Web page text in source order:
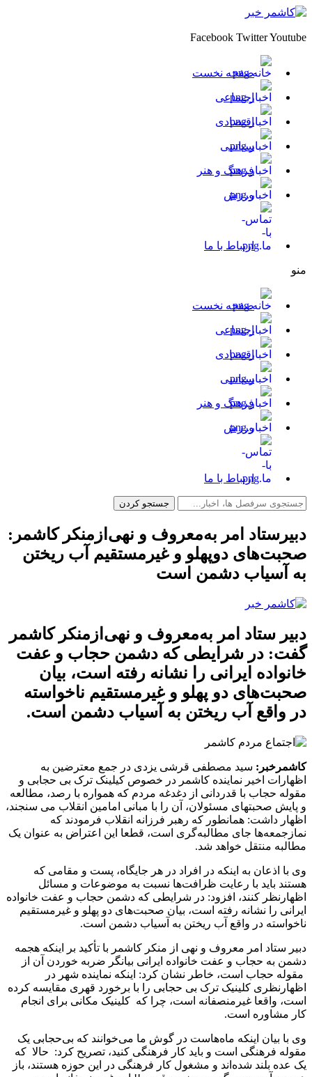
Facebook TwitterYoutube
صفحه نخست
اجتماعی
اقتصادی
سیاسی
فرهنگ و هنر
ورزش
ارتباط با ما
منو
صفحه نخست
اجتماعی
اقتصادی
سیاسی
فرهنگ و هنر
ورزش
ارتباط با ما
دبیرستاد امر به‌معروف و نهی‌از‌منکر کاشمر:
صحبت‌های دوپهلو و غیر‌مستقیم آب ریختن
به آسیاب دشمن است
دبیر ستاد امر به‌معروف و نهی‌از‌منکر کاشمر
گفت: در شرایطی که دشمن حجاب و عفت
خانواده ایرانی را نشانه رفته است، بیان
صحبت‌های دو پهلو و غیرمستقیم ناخواسته
در واقع آب ریختن به آسیاب دشمن است.
کاشمرخبر: سید مصطفی قرشی یزدی در جمع معترضین به
اظهارات اخیر نماینده کاشمر در خصوص کیلینک ترک بی حجابی و
مقوله حجاب با قدردانی از دغدغه مردم که همواره با رصد، مطالعه
و پایش صحبتهای مسئولان، آن را با مبانی امامین انقلاب می سنجند،
اظهار داشت: همانطور که رهبر فرزانه انقلاب فرمودند که
نمازجمعه‌ها جای مطالبه‌گری است، قطعا این اعتراض به عنوان یک
مطالبه منتقل خواهد شد.
وی با اذعان به اینکه در افراد در هر جایگاه، پست و مقامی که
هستند باید با رعایت ظرافت‌ها نسبت به موضوعات و مسائل
اظهارنظر کنند، افزود: در شرایطی که دشمن حجاب و عفت خانواده
ایرانی را نشانه رفته است، بیان صحبت‌های دو پهلو و غیرمستقیم
ناخواسته در واقع آب ریختن به آسیاب دشمن است.
دبیر ستاد امر معروف و نهی از منکر کاشمر با تأکید بر اینکه هجمه
دشمن به حجاب و عفت خانواده ایرانی بیانگر ضربه خوردن آن از
مقوله حجاب است، خاطر نشان کرد: اینکه نماینده شهر در
اظهارنظری کلینیک ترک بی حجابی را با برخورد قهری مقایسه کرده
است، واقعا غیرمنصفانه است، چرا که کلینیک مکانی برای انجام
کار مشاوره است.
وی با بیان اینکه ماه‌هاست در گوش ما می‌خوانند که بی‌حجابی یک
مقوله فرهنگی است و باید کار فرهنگی کنید، تصریح کرد: حالا که
یک عده بلند شده‌اند و مشغول کار فرهنگی در این حوزه هستند، باز